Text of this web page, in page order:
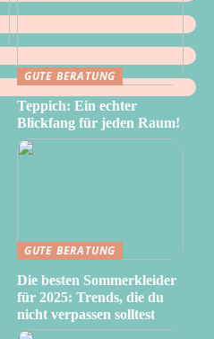
GUTE BERATUNG
Teppich: Ein echter
Blickfang für jeden Raum!
GUTE BERATUNG
Die besten Sommerkleider
für 2025: Trends, die du
nicht verpassen solltest